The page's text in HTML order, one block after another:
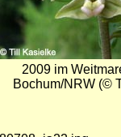
2009 im
Bochum/NRW (©